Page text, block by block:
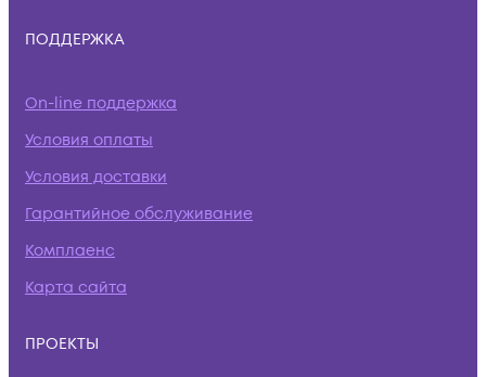
ПОДДЕРЖКА
On-line поддержка
Условия оплаты
Условия доставки
Гарантийное обслуживание
Комплаенс
Карта сайта
ПРОЕКТЫ